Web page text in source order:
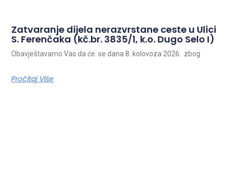
Zatvaranje dijela nerazvrstane ceste u Ulici
S. Ferenčaka (kč.br. 3835/1, k.o. Dugo Selo I)
Obavještavamo Vas da će se dana 8. kolovoza 2026. zbog
Pročitaj Više